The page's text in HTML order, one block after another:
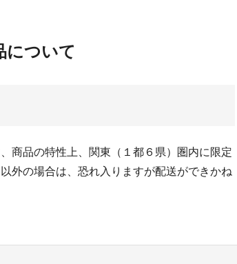
について
商品の特性上、関東（１都６県）圏内に限定
外の場合は、恐れ入りますが配送ができかね